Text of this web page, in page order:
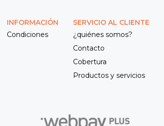
INFORMACIÓN
Condiciones
SERVICIO AL CLIENTE
¿quiénes somos?
Contacto
Cobertura
Productos y servicios